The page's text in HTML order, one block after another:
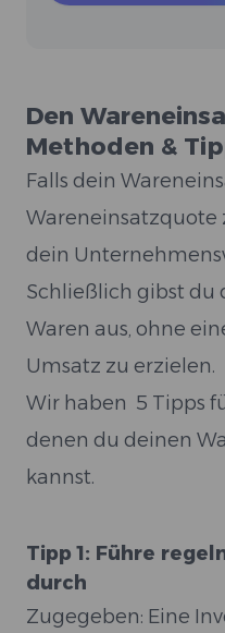
Den
Methoden &
Falls dein
Wareneinsatzquote
dein
Schließlich gibst du
Waren aus, ohne
Umsatz zu erzielen.
Wir haben 5 Tipps
denen du deinen
kannst.
Tipp 1: Führe
durch
Zugegeben: Eine